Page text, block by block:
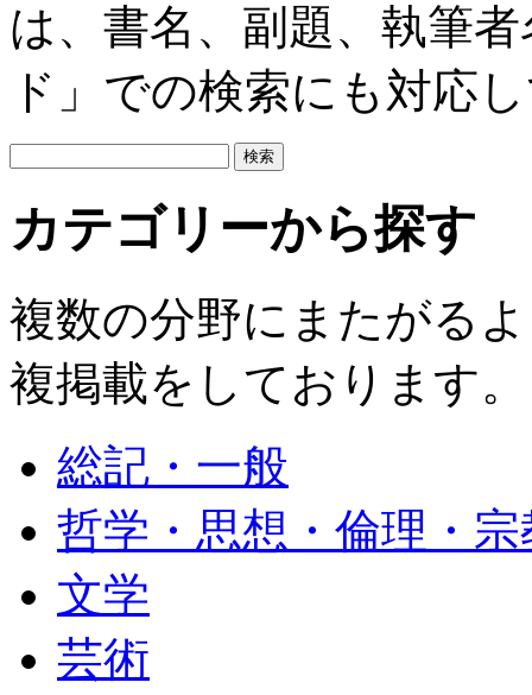
は、書名、副題、執筆
ド」での検索にも対応
カテゴリーから探す
複数の分野にまたがる
複掲載をしております。
総記・一般
哲学・思想・倫理・宗
文学
芸術